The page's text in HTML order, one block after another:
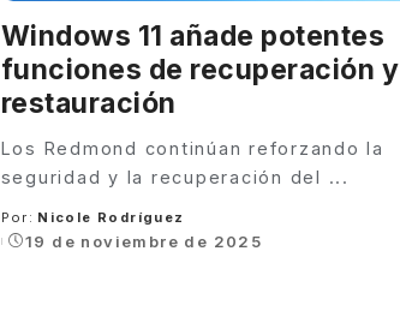
Windows 11 añade potentes
funciones de recuperación y
restauración
Los Redmond continúan reforzando la
seguridad y la recuperación del ...
Posted
by
Por: Nicole Rodríguez
19 de noviembre de 2025